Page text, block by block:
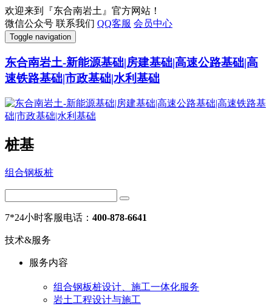
欢迎来到『东合南岩土』官方网站！
微信公众号 联系我们 QQ客服 会员中心
Toggle navigation
东合南岩土-新能源基础|房建基础|高速公路基础|高
速铁路基础|市政基础|水利基础
桩基
组合钢板桩
7*24小时客服电话： 400-878-6641
技术&服务
服务内容
组合钢板桩设计、施工一体化服务
岩土工程设计与施工